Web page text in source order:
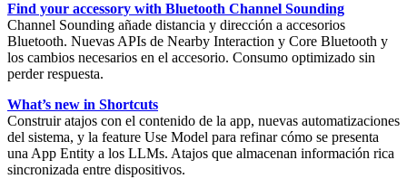
Find your accessory with Bluetooth Channel Sounding
Channel Sounding añade distancia y dirección a accesorios
Bluetooth. Nuevas APIs de Nearby Interaction y Core Bluetooth y
los cambios necesarios en el accesorio. Consumo optimizado sin
perder respuesta.
What’s new in Shortcuts
Construir atajos con el contenido de la app, nuevas automatizaciones
del sistema, y la feature Use Model para refinar cómo se presenta
una App Entity a los LLMs. Atajos que almacenan información rica
sincronizada entre dispositivos.